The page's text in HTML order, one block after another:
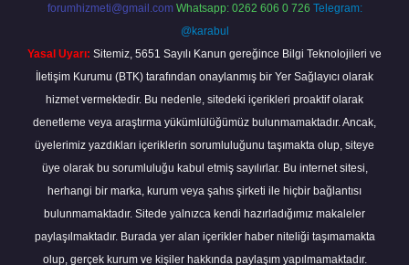
forumhizmeti@gmail.com Whatsapp: 0262 606 0 726 Telegram:
@karabul
Yasal Uyarı: Sitemiz, 5651 Sayılı Kanun gereğince Bilgi Teknolojileri ve
İletişim Kurumu (BTK) tarafından onaylanmış bir Yer Sağlayıcı olarak
hizmet vermektedir. Bu nedenle, sitedeki içerikleri proaktif olarak
denetleme veya araştırma yükümlülüğümüz bulunmamaktadır. Ancak,
üyelerimiz yazdıkları içeriklerin sorumluluğunu taşımakta olup, siteye
üye olarak bu sorumluluğu kabul etmiş sayılırlar. Bu internet sitesi,
herhangi bir marka, kurum veya şahıs şirketi ile hiçbir bağlantısı
bulunmamaktadır. Sitede yalnızca kendi hazırladığımız makaleler
paylaşılmaktadır. Burada yer alan içerikler haber niteliği taşımamakta
olup, gerçek kurum ve kişiler hakkında paylaşım yapılmamaktadır.